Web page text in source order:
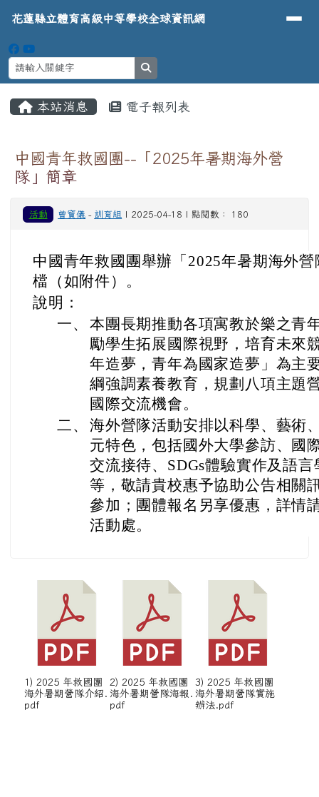
花蓮縣立體育高級中等學校全球資
導覽列
花蓮縣立體育高級中等學校全球資訊網
本站消息 電子報列表
中國青年救國團--「2025年暑期海外營
隊」簡章
活動 曾寶儀 - 訓育組 | 2025-04-18 | 點閱數： 180
中國青年救國團舉辦「2025年暑期海外
檔（如附件）。
說明：
一、 本團長期推動各項寓教於樂之青
勵學生拓展國際視野，培育未來
年造夢，青年為國家造夢」為主
綱強調素養教育，規劃八項主題
國際交流機會。
二、 海外營隊活動安排以科學、藝術
元特色，包括國外大學參訪、國
交流接待、SDGs體驗實作及語
等，敬請貴校惠予協助公告相關
參加；團體報名另享優惠，詳情
活動處。
1) 2025 年救國團
海外暑期營隊介紹.
pdf
2) 2025 年救國團
海外暑期營隊海報.
pdf
3) 2025 年救國團
海外暑期營隊實施
辦法.pdf